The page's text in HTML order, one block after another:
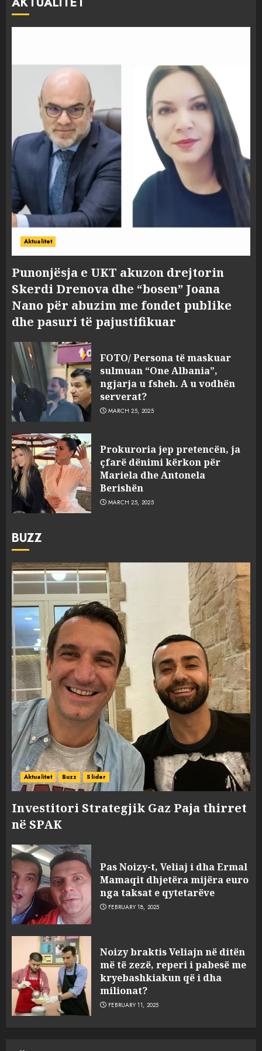
Aktualitet
Punonjësja e UKT akuzon drejtorin
Skerdi Drenova dhe “bosen” Joana
Nano për abuzim me fondet publike
dhe pasuri të pajustifikuar
FOTO/ Persona të maskuar
sulmuan “One Albania”,
ngjarja u fsheh. A u vodhën
serverat?
MARCH 25, 2025
Prokuroria jep pretencën, ja
çfarë dënimi kërkon për
Mariela dhe Antonela
Berishën
MARCH 25, 2025
BUZZ
Aktualitet Buzz Slider
Investitori Strategjik Gaz Paja thirret
në SPAK
Pas Noizy-t, Veliaj i dha Ermal
Mamaqit dhjetëra mijëra euro
nga taksat e qytetarëve
FEBRUARY 18, 2025
Noizy braktis Veliajn në ditën
më të zezë, reperi i pabesë me
kryebashkiakun që i dha
milionat?
FEBRUARY 11, 2025
3
sulmuan “One Albania”,
ngjarja u fsheh. A u vodhën
serverat?
MARCH 25, 2025